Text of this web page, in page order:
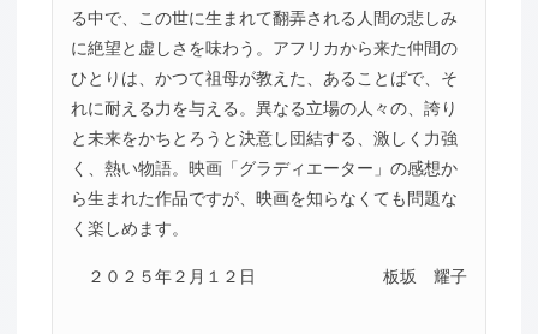
る中で、この世に生まれて翻弄される人間の悲しみ
に絶望と虚しさを味わう。アフリカから来た仲間の
ひとりは、かつて祖母が教えた、あることばで、そ
れに耐える力を与える。異なる立場の人々の、誇り
と未来をかちとろうと決意し団結する、激しく力強
く、熱い物語。映画「グラディエーター」の感想か
ら生まれた作品ですが、映画を知らなくても問題な
く楽しめます。
２０２５年２月１２日 板坂 耀子